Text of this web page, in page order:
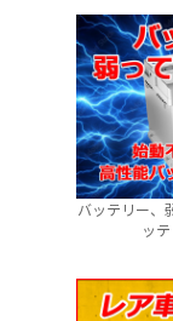
バッテリー、
ッ